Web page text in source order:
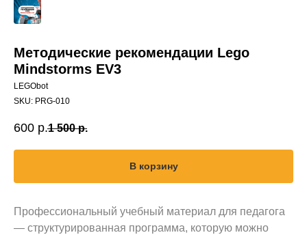
Методические рекомендации Lego
Mindstorms EV3
LEGObot
SKU: PRG-010
600 р.1 500 р.
В корзину
Профессиональный учебный материал для педагога
— структурированная программа, которую можно